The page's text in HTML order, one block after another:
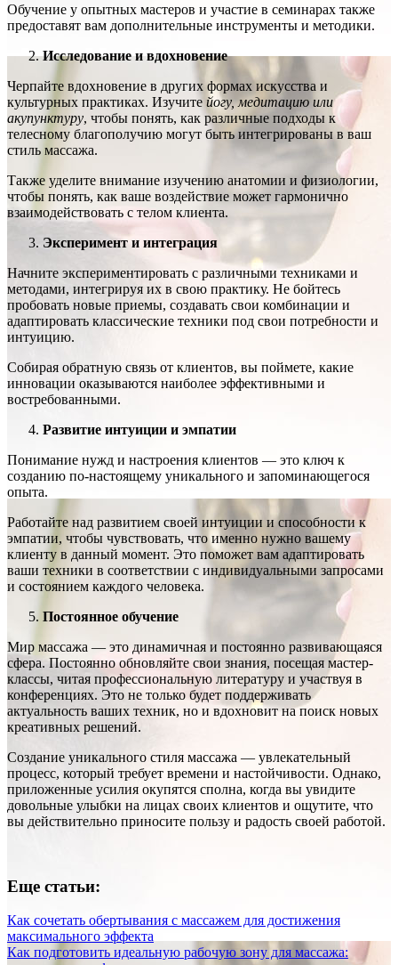
Обучение у опытных мастеров и участие в семинарах также
предоставят вам дополнительные инструменты и методики.
Исследование и вдохновение
Черпайте вдохновение в других формах искусства и
культурных практиках. Изучите йогу,медитацию или
акупунктуру, чтобы понять, как различные подходы к
телесному благополучию могут быть интегрированы в ваш
стиль массажа.
Также уделите внимание изучению анатомии и физиологии,
чтобы понять, как ваше воздействие может гармонично
взаимодействовать с телом клиента.
Эксперимент и интеграция
Начните экспериментировать с различными техниками и
методами, интегрируя их в свою практику. Не бойтесь
пробовать новые приемы, создавать свои комбинации и
адаптировать классические техники под свои потребности и
интуицию.
Собирая обратную связь от клиентов, вы поймете, какие
инновации оказываются наиболее эффективными и
востребованными.
Развитие интуиции и эмпатии
Понимание нужд и настроения клиентов — это ключ к
созданию по-настоящему уникального и запоминающегося
опыта.
Работайте над развитием своей интуиции и способности к
эмпатии, чтобы чувствовать, что именно нужно вашему
клиенту в данный момент. Это поможет вам адаптировать
ваши техники в соответствии с индивидуальными запросами
и состоянием каждого человека.
Постоянное обучение
Мир массажа — это динамичная и постоянно развивающаяся
сфера. Постоянно обновляйте свои знания, посещая мастер-
классы, читая профессиональную литературу и участвуя в
конференциях. Это не только будет поддерживать
актуальность ваших техник, но и вдохновит на поиск новых
креативных решений.
Создание уникального стиля массажа — увлекательный
процесс, который требует времени и настойчивости. Однако,
приложенные усилия окупятся сполна, когда вы увидите
довольные улыбки на лицах своих клиентов и ощутите, что
вы действительно приносите пользу и радость своей работой.
Еще статьи:
Как сочетать обертывания с массажем для достижения
максимального эффекта
Как подготовить идеальную рабочую зону для массажа: